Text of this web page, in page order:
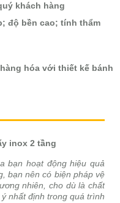
khách hàng
độ bền cao; tính thẩm
hóa với thiết kế bánh
inox 2 tầng
bạn hoạt động hiệu quả
bạn nên có biện pháp vệ
nhiên, cho dù là chất
nhất định trong quá trình